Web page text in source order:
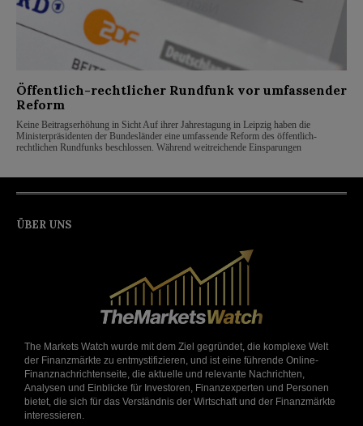
Öffentlich-rechtlicher Rundfunk vor umfassender
Reform
Keine Beitragserhöhung in Sicht Auf ihrer Jahrestagung in Leipzig haben die
Ministerpräsidenten der Bundesländer eine umfassende Reform des öffentlich-
rechtlichen Rundfunks beschlossen. Während weitreichende Einsparungen
ÜBER UNS
The Markets Watch wurde mit dem Ziel gegründet, die komplexe Welt
der Finanzmärkte zu entmystifizieren, und ist eine führende Online-
Finanznachrichtenseite, die aktuelle und relevante Nachrichten,
Analysen und Einblicke für Investoren, Finanzexperten und Personen
bietet, die sich für das Verständnis der Wirtschaft und der Finanzmärkte
interessieren.